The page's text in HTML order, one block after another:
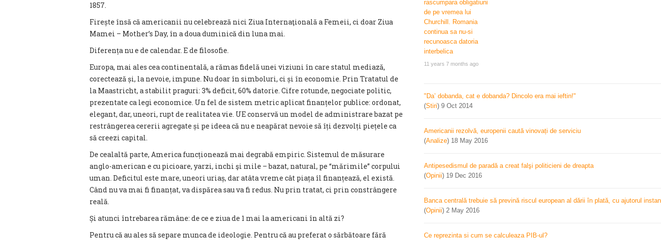
1857.
Firește însă că americanii nu celebrează nici Ziua Internaţională a Femeii, ci doar Ziua
Mamei – Mother’s Day, în a doua duminică din luna mai.
Diferența nu e de calendar. E de filosofie.
Europa, mai ales cea continentală, a rămas fidelă unei viziuni în care statul mediază,
corectează și, la nevoie, impune. Nu doar în simboluri, ci și în economie. Prin Tratatul de
la Maastricht, a stabilit praguri: 3% deficit, 60% datorie. Cifre rotunde, negociate politic,
prezentate ca legi economice. Un fel de sistem metric aplicat finanțelor publice: ordonat,
elegant, dar, uneori, rupt de realitatea vie. UE conservă un model de administrare bazat pe
restrângerea cererii agregate și pe ideea că nu e neapărat nevoie să îți dezvolți piețele ca
să creezi capital.
De cealaltă parte, America funcționează mai degrabă empiric. Sistemul de măsurare
anglo-american e cu picioare, yarzi, inchi şi mile – bazat, natural, pe “mărimile” corpului
uman. Deficitul este mare, uneori uriaș, dar atâta vreme cât piața îl finanțează, el există.
Când nu va mai fi finanțat, va dispărea sau va fi redus. Nu prin tratat, ci prin constrângere
reală.
Și atunci întrebarea rămâne: de ce e ziua de 1 mai la americani în altă zi?
Pentru că au ales să separe munca de ideologie. Pentru că au preferat o sărbătoare fără
11 years 7 months ago
"Da’ dobanda, cat e dobanda? Dincolo era mai ieftin!"
(Stiri) 9 Oct 2014
Americanii rezolvă, europenii caută vinovați de serviciu
(Analize) 18 May 2016
Antipesedismul de paradă a creat falşi politicieni de dreapta
(Opinii) 19 Dec 2016
Banca centrală trebuie să prevină riscul european al dării în plată, cu ajutorul
(Opinii) 2 May 2016
Ce reprezinta si cum se calculeaza PIB-ul?